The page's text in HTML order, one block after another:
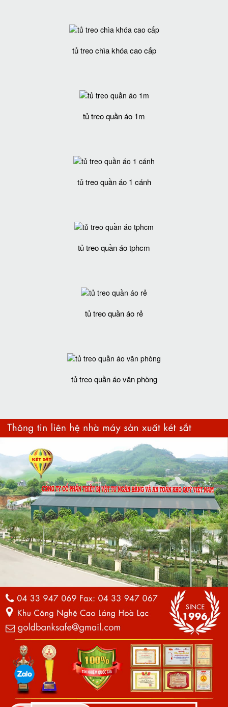
tủ treo chìa khóa cao cấp
tủ treo quần áo 1m
tủ treo quần áo 1 cánh
tủ treo quần áo tphcm
tủ treo quần áo rẻ
tủ treo quần áo văn phòng